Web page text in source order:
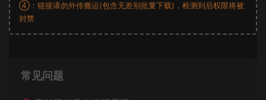
④：链接请勿外传搬运(包含无差别批量下载)，检测到后权限将被
封禁
常见问题